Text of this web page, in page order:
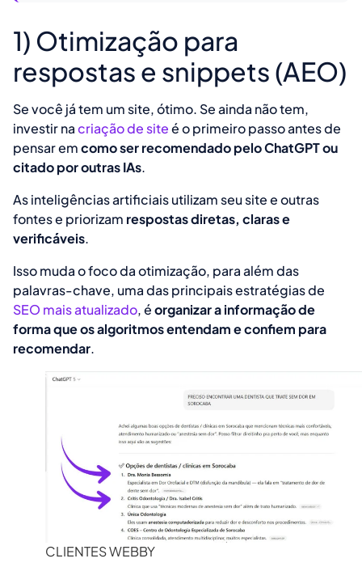
1) Otimização para
respostas e snippets (AEO)
Se você já tem um site, ótimo. Se ainda não tem,
investir nacriação de siteé o primeiro passo antes de
pensar emcomo ser recomendado pelo ChatGPT ou
citado por outras IAs.
As inteligências artificiais utilizam seu site e outras
fontes e priorizam respostas diretas, claras e
verificáveis.
Isso muda o foco da otimização, para além das
palavras-chave, uma das principais estratégias de
SEO mais atualizado, éorganizar a informação de
forma que os algoritmos entendam e confiem para
recomendar.
CLIENTES WEBBY